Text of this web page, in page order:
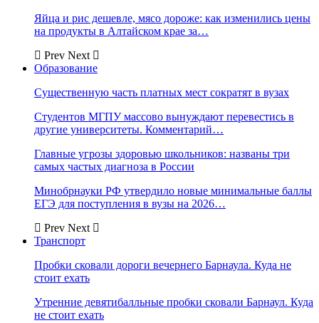
Яйца и рис дешевле, мясо дороже: как изменились цены
на продукты в Алтайском крае за…
Prev Next
Образование
Существенную часть платных мест сократят в вузах
Студентов МГПУ массово вынуждают перевестись в
другие университеты. Комментарий…
Главные угрозы здоровью школьников: названы три
самых частых диагноза в России
Минобрнауки РФ утвердило новые минимальные баллы
ЕГЭ для поступления в вузы на 2026…
Prev Next
Транспорт
Пробки сковали дороги вечернего Барнаула. Куда не
стоит ехать
Утренние девятибалльные пробки сковали Барнаул. Куда
не стоит ехать